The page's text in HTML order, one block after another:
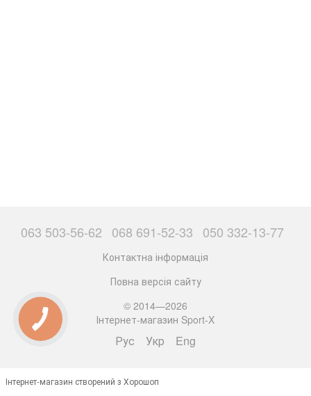
063 503-56-62 068 691-52-33 050 332-13-77
Контактна інформація
Повна версія сайту
© 2014—2026
Інтернет-магазин Sport-X
Рус Укр Eng
Інтернет-магазин створений з Хорошоп